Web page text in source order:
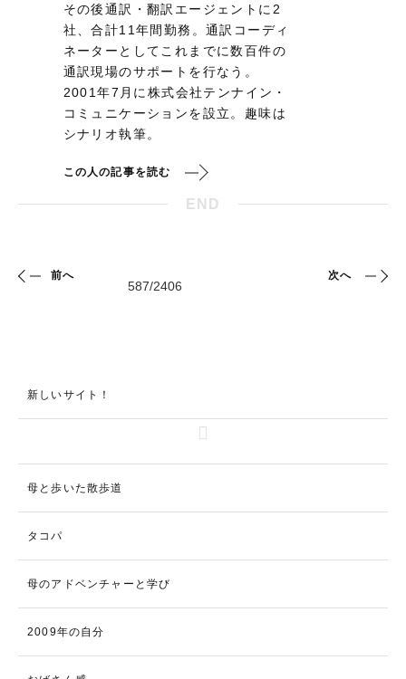
その後通訳・翻訳エージェントに2
社、合計11年間勤務。通訳コーディ
ネーターとしてこれまでに数百件の
通訳現場のサポートを行なう。
2001年7月に株式会社テンナイン・
コミュニケーションを設立。趣味は
シナリオ執筆。
この人の記事を読む
END
前へ 次へ
新しいサイト！
母と歩いた散歩道
タコパ
母のアドベンチャーと学び
2009年の自分